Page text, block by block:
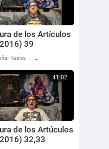
de los Artículos
39
Kairos | 34 Reproducciones
41:02
de los Artúculos
32,33